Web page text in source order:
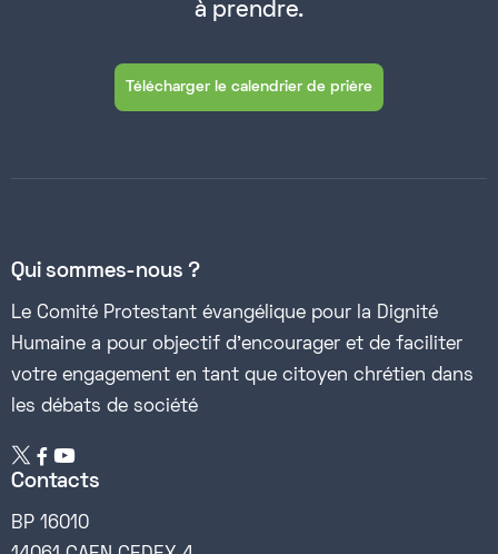
à prendre.
Télécharger le calendrier de prière
Qui sommes-nous ?
Le Comité Protestant évangélique pour la Dignité
Humaine a pour objectif d’encourager et de faciliter
votre engagement en tant que citoyen chrétien dans
les débats de société
 
Contacts
BP 16010